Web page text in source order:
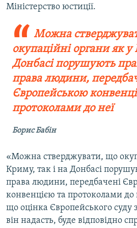
Міністерство юстиції.
Можна
окупаційні органи як
Донбасі порушують
права людини,
Європейською
протоколами до неї
Борис Бабін
«Можна стверджувати, що
Криму, так і на Донбасі
права людини, передбачені
конвенцією та протоколами до
що оцінка Європейського
він надасть, буде відповідно